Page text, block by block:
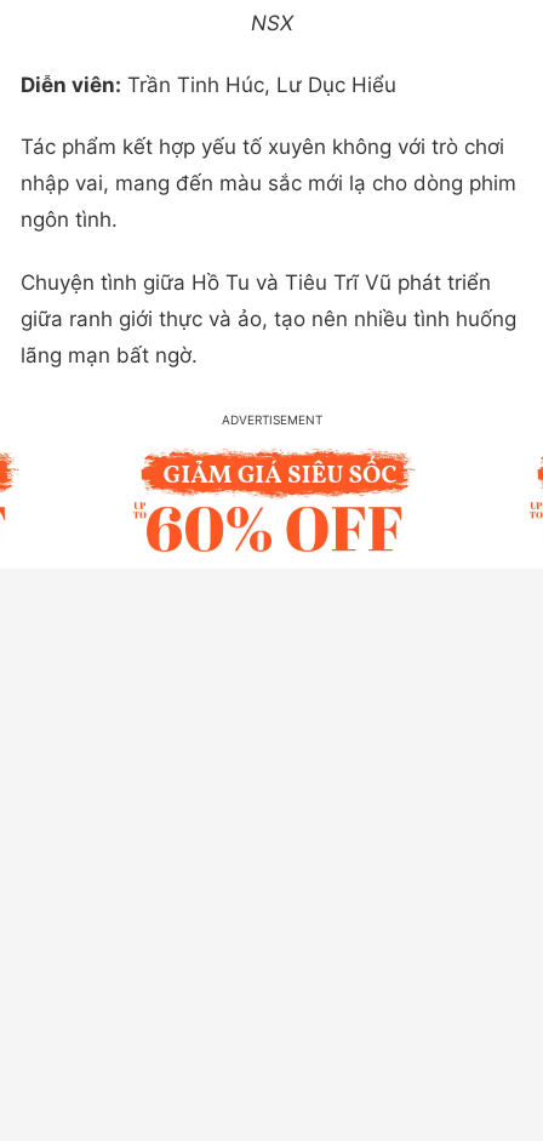
NSX
Diễn viên: Trần Tinh Húc, Lư Dục Hiểu
Tác phẩm kết hợp yếu tố xuyên không với trò chơi
nhập vai, mang đến màu sắc mới lạ cho dòng phim
ngôn tình.
Chuyện tình giữa Hồ Tu và Tiêu Trĩ Vũ phát triển
giữa ranh giới thực và ảo, tạo nên nhiều tình huống
lãng mạn bất ngờ.